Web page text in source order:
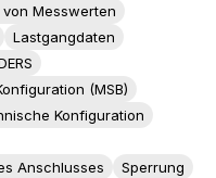
Messwerten
Lastgangdaten
(MSB)
Konfiguration
Anschlusses
Sperrung